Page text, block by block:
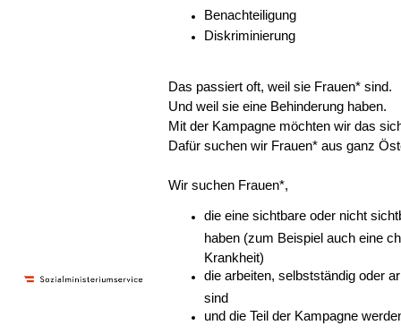
Benachteiligung
Diskriminierung
Das passiert oft, weil sie Frauen* sind.
Und weil sie eine Behinderung haben.
Mit der Kampagne möchten wir das
Dafür suchen wir Frauen* aus ganz
Wir suchen Frauen*,
die eine sichtbare oder nicht
haben (zum Beispiel auch eine
Krankheit)
die arbeiten, selbstständig oder
sind
und die Teil der Kampagne